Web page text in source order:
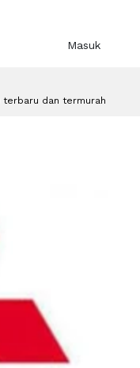
Masuk
terbaru dan termurah